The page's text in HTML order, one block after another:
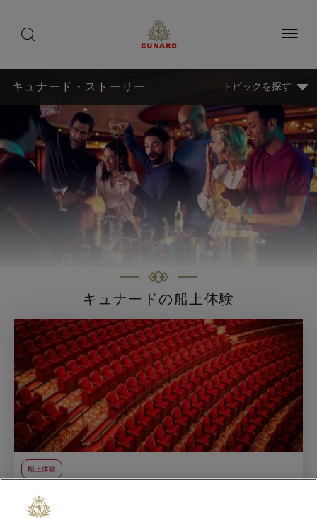
へ
ス
ッ
プ
キュナード・ストーリー トピックを探す
キュナードの船上体験
船上体験
キュナードが贈る、華麗なる夜のエンターテイメン
ト